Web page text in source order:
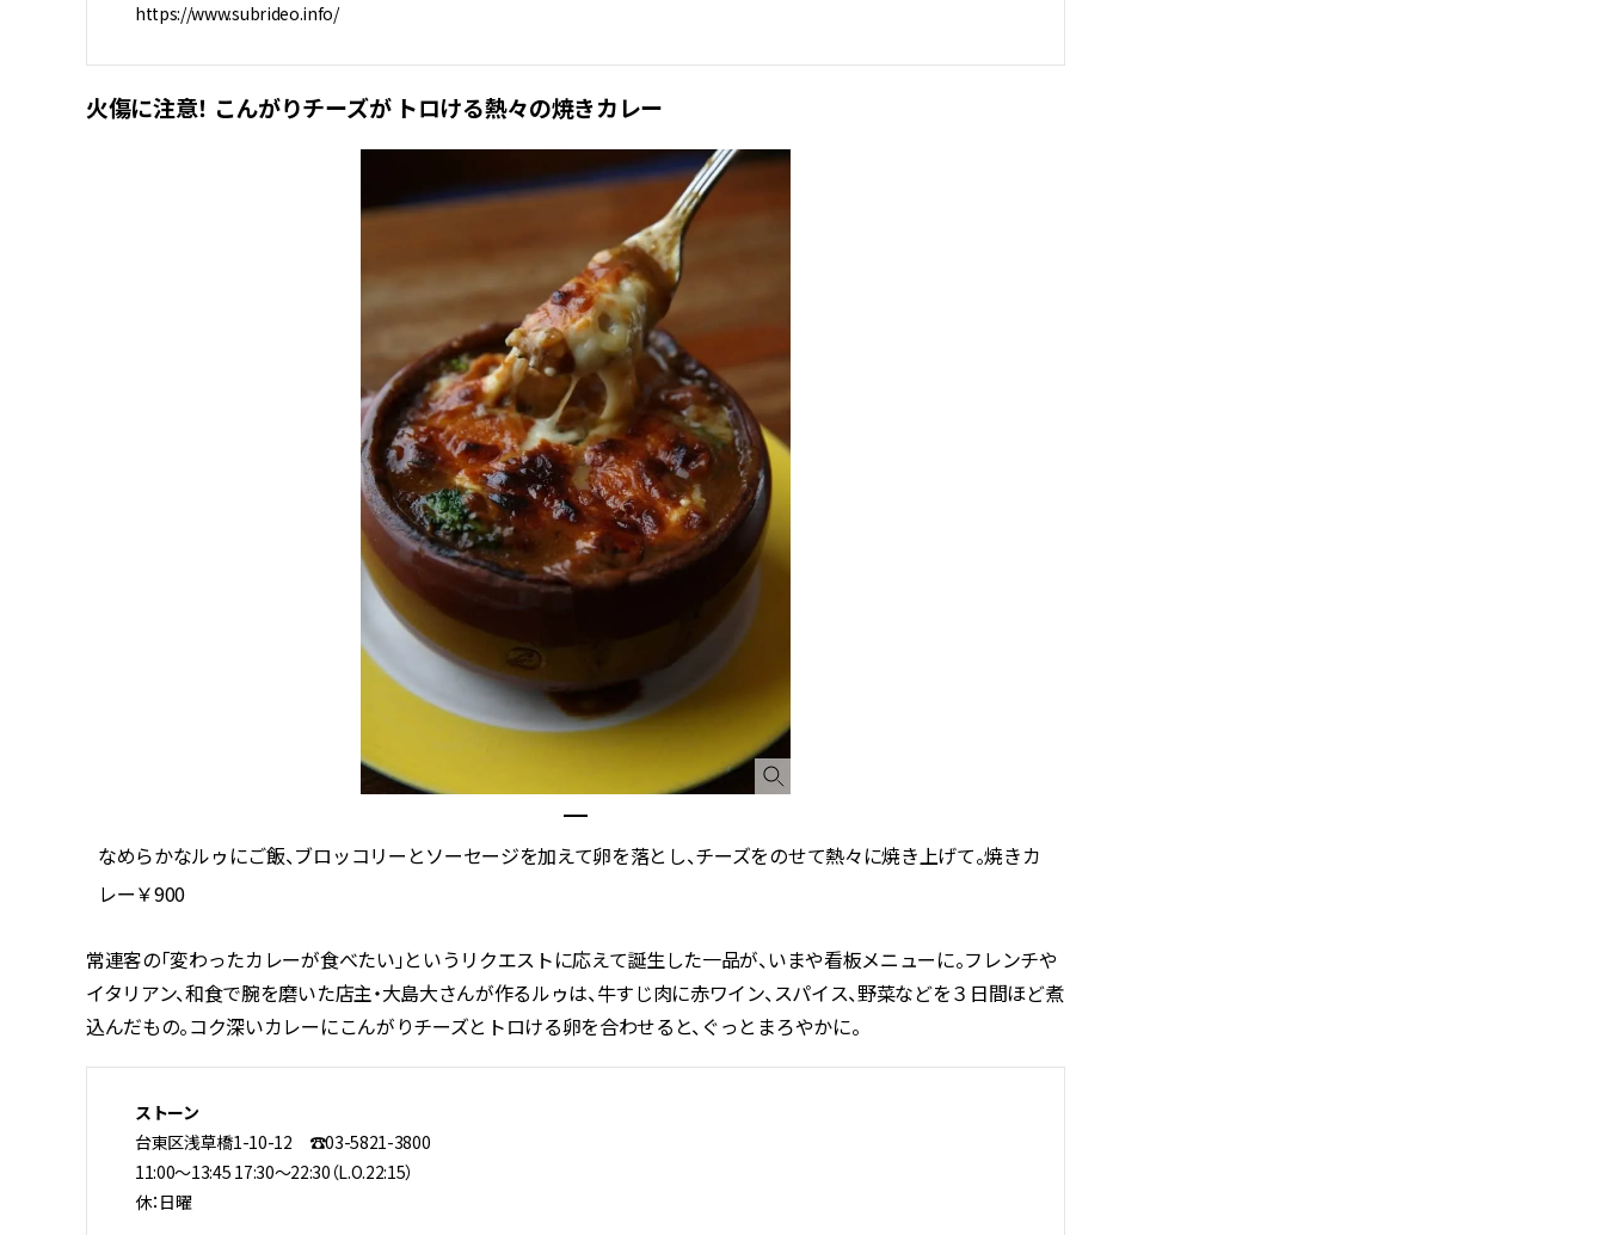
https://www.subrideo.info/
火傷に注意！ こんがりチーズが トロける熱々の焼きカレー
なめらかなルゥにご飯、ブロッコリーとソーセージを加えて卵を落とし、チーズをのせて熱々に焼き上げて。焼きカ
レー￥900
常連客の「変わったカレーが食べたい」というリクエストに応えて誕生した一品が、いまや看板メニューに。フレンチや
イタリアン、和食で腕を磨いた店主・大島大さんが作るルゥは、牛すじ肉に赤ワイン、スパイス、野菜などを３日間ほど煮
込んだもの。コク深いカレーにこんがりチーズとトロける卵を合わせると、ぐっとまろやかに。
ストーン
台東区浅草橋1-10-12 ☎03-5821-3800
11:00～13:45 17:30～22:30（L.O.22:15）
休：日曜